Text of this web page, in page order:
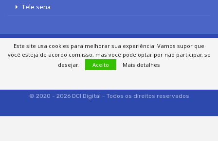
Tele sena
SOBRE NÓS AUTORES
FALE COM O JORNAL DCI
POLÍTICA DE PRIVACIDADE
TERMOS DE USO
© 2020 - 2026 DCI Digital - Todos os direitos reservados
Este site usa cookies para melhorar sua experiência. Vamos supor que
você esteja de acordo com isso, mas você pode optar por não participar, se
desejar.
Aceito Mais detalhes